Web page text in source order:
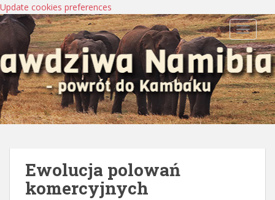
Update cookies preferences
Ewolucja polowań
komercyjnych